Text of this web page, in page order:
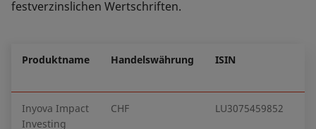
festverzinslichen Wertschriften.
Produktname Handelswährung ISIN
Inyova Impact
Investing
CHF LU3075459852